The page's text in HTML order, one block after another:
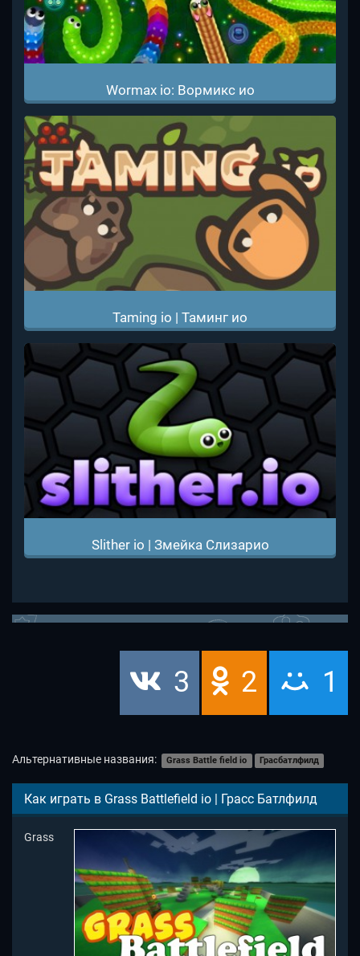
Wormax io: Вормикс ио
Taming io | Таминг ио
Slither io | Змейка Слизарио
3 2 1
Альтернативные названия: Grass Battle field io Грасбатлфилд
Как играть в Grass Battlefield io | Грасс Батлфилд
Grass